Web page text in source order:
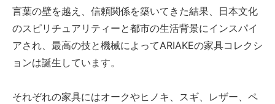
言葉の壁を越え、信頼関係を築いてきた結果、日本文化
のスピリチュアリティーと都市の生活背景にインスパイ
アされ、最高の技と機械によってARIAKEの家具コレクシ
ョンは誕生しています。
それぞれの家具にはオークやヒノキ、スギ、レザー、ペ